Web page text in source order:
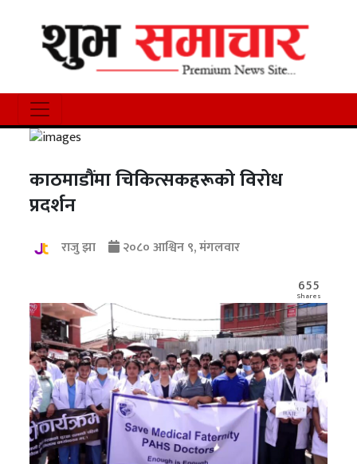
काठमाडौंमा चिकित्सकहरूको विरोध
प्रदर्शन
राजु झा
२०८० आश्विन ९, मंगलवार
655
Shares